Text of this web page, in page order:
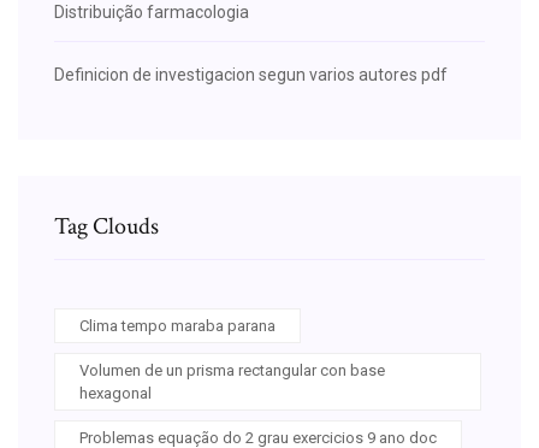
Distribuição farmacologia
Definicion de investigacion segun varios autores pdf
Tag Clouds
Clima tempo maraba parana
Volumen de un prisma rectangular con base
hexagonal
Problemas equação do 2 grau exercicios 9 ano doc